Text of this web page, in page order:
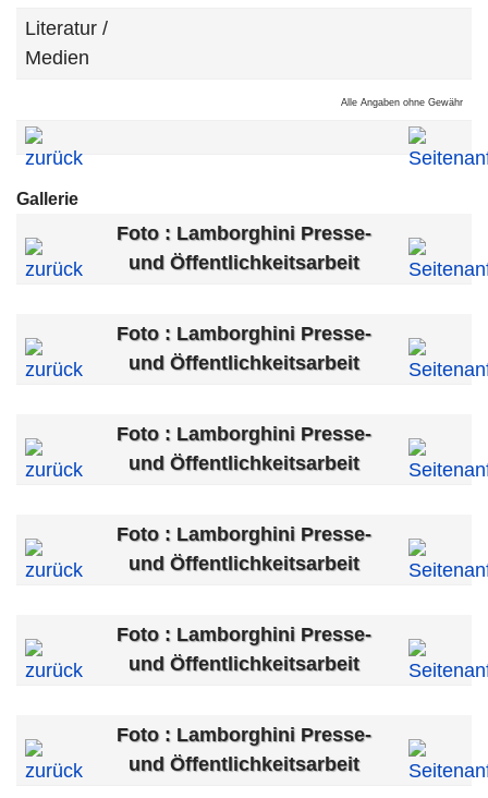
Literatur /
Medien
Alle Angaben ohne Gewähr
Gallerie
Foto : Lamborghini Presse-
und Öffentlichkeitsarbeit
Foto : Lamborghini Presse-
und Öffentlichkeitsarbeit
Foto : Lamborghini Presse-
und Öffentlichkeitsarbeit
Foto : Lamborghini Presse-
und Öffentlichkeitsarbeit
Foto : Lamborghini Presse-
und Öffentlichkeitsarbeit
Foto : Lamborghini Presse-
und Öffentlichkeitsarbeit